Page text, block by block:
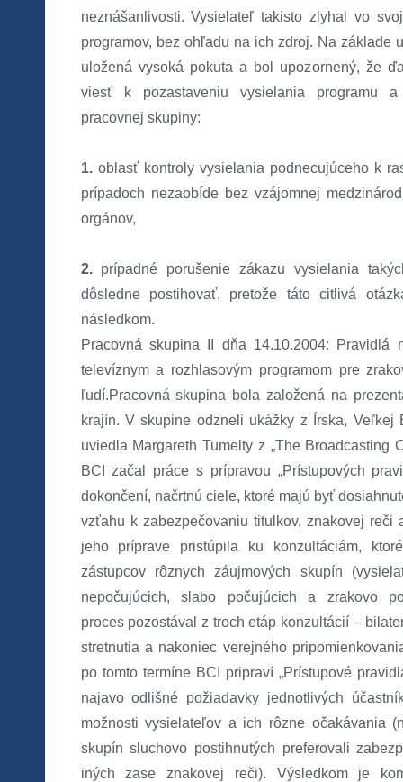
neznášanlivosti. Vysielateľ takisto zlyhal vo
programov, bez ohľadu na ich zdroj. Na základe
uložená vysoká pokuta a bol upozornený, že
viesť k pozastaveniu vysielania programu
pracovnej skupiny:
1.oblasť kontroly vysielania podnecujúceho k
prípadoch nezaobíde bez vzájomnej
orgánov,
2.prípadné porušenie zákazu vysielania
dôsledne postihovať, pretože táto citlivá
následkom.
Pracovná skupina II dňa 14.10.2004: Pravidlá
televíznym a rozhlasovým programom pre
ľudí.Pracovná skupina bola založená na
krajín. V skupine odzneli ukážky z Írska, Veľkej
uviedla Margareth Tumelty z „The Broadcasting
BCI začal práce s prípravou „Prístupových
dokončení, načrtnú ciele, ktoré majú byť
vzťahu k zabezpečovaniu titulkov, znakovej reči
jeho príprave pristúpila ku konzultáciám,
zástupcov rôznych záujmových skupín
nepočujúcich, slabo počujúcich a zrakovo
proces pozostával z troch etáp konzultácií –
stretnutia a nakoniec verejného
po tomto termíne BCI pripraví „Prístupové
najavo odlišné požiadavky jednotlivých
možnosti vysielateľov a ich rôzne očakávania
skupín sluchovo postihnutých preferovali
iných zase znakovej reči). Výsledkom je